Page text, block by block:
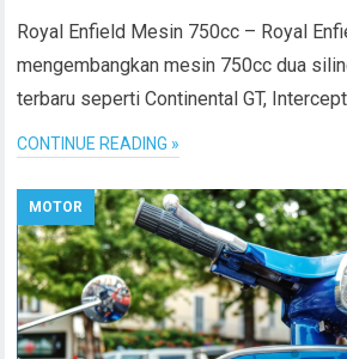
Royal Enfield Mesin 750cc – Royal
mengembangkan mesin 750cc dua
terbaru seperti Continental GT,
CONTINUE READING »
MOTOR